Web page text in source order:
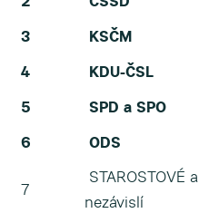
3
KSČM
4
KDU-ČSL
5
SPD a SPO
6
ODS
7
STAROSTOVÉ a
nezávislí